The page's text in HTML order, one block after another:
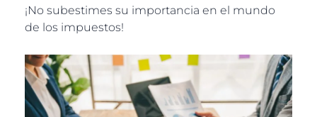
¡No subestimes su importancia en el mundo
de los impuestos!